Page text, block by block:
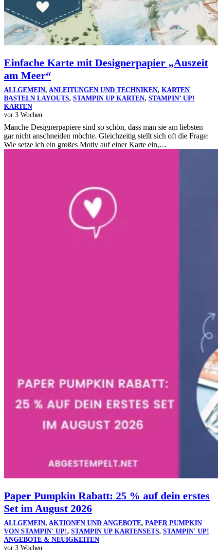
Einfache Karte mit Designerpapier „Auszeit
am Meer“
ALLGEMEIN, ANLEITUNGEN UND TECHNIKEN, KARTEN
BASTELN LAYOUTS, STAMPIN UP KARTEN, STAMPIN’ UP!
KARTEN
vor 3 Wochen
Manche Designerpapiere sind so schön, dass man sie am liebsten
gar nicht anschneiden möchte. Gleichzeitig stellt sich oft die Frage:
Wie setze ich ein großes Motiv auf einer Karte ein,…
Paper Pumpkin Rabatt: 25 % auf dein erstes
Set im August 2026
ALLGEMEIN, AKTIONEN UND ANGEBOTE, PAPER PUMPKIN
VON STAMPIN' UP!, STAMPIN UP KARTENSETS, STAMPIN' UP!
ANGEBOTE & NEUIGKEITEN
vor 3 Wochen